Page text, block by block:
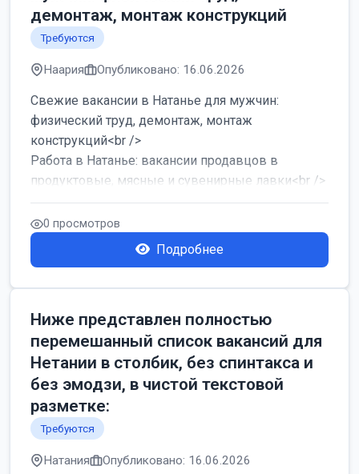
демонтаж, монтаж конструкций
Требуются
Наария Опубликовано: 16.06.2026
Свежие вакансии в Натанье для мужчин:
физический труд, демонтаж, монтаж
конструкций<br />
Работа в Натанье: вакансии продавцов в
продуктовые, мясные и сувенирные лавки<br />
Разнорабочий на сборку м...
0 просмотров
Подробнее
Ниже представлен полностью
перемешанный список вакансий для
Нетании в столбик, без спинтакса и
без эмодзи, в чистой текстовой
разметке:
Требуются
Натания Опубликовано: 16.06.2026